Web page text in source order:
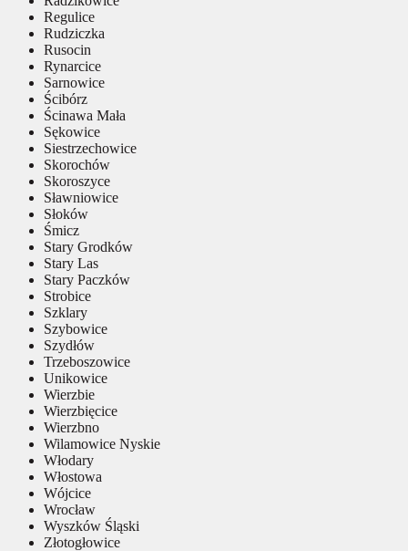
Regulice
Rudziczka
Rusocin
Rynarcice
Sarnowice
Ścibórz
Ścinawa Mała
Sękowice
Siestrzechowice
Skorochów
Skoroszyce
Sławniowice
Słoków
Śmicz
Stary Grodków
Stary Las
Stary Paczków
Strobice
Szklary
Szybowice
Szydłów
Trzeboszowice
Unikowice
Wierzbie
Wierzbięcice
Wierzbno
Wilamowice Nyskie
Włodary
Włostowa
Wójcice
Wrocław
Wyszków Śląski
Złotogłowice